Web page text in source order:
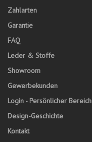
Zahlarten
Garantie
FAQ
Leder & Stoffe
Showroom
Gewerbekunden
Login - Persönlicher Bereich
Design-Geschichte
Kontakt